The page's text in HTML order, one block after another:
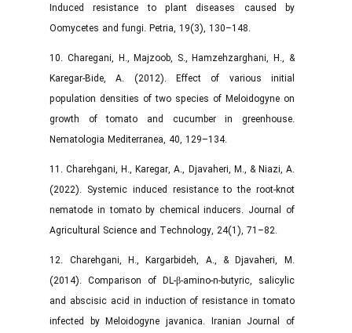
Induced resistance to plant diseases caused by
Oomycetes and fungi. Petria, 19(3), 130–148.
10. Charegani, H., Majzoob, S., Hamzehzarghani, H., &
Karegar-Bide, A. (2012). Effect of various initial
population densities of two species of Meloidogyne on
growth of tomato and cucumber in greenhouse.
Nematologia Mediterranea, 40, 129–134.
11. Charehgani, H., Karegar, A., Djavaheri, M., & Niazi, A.
(2022). Systemic induced resistance to the root-knot
nematode in tomato by chemical inducers. Journal of
Agricultural Science and Technology, 24(1), 71–82.
12. Charehgani, H., Kargarbideh, A., & Djavaheri, M.
(2014). Comparison of DL‑β‑amino‑n‑butyric, salicylic
and abscisic acid in induction of resistance in tomato
infected by Meloidogyne javanica. Iranian Journal of